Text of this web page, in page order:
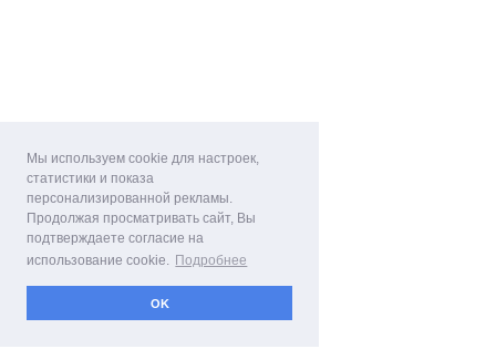
Мы используем cookie для настроек,
статистики и показа
персонализированной рекламы.
Продолжая просматривать сайт, Вы
подтверждаете согласие на
использование cookie. Подробнее
OK